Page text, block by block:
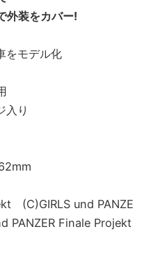
外装をカバー!
をモデル化
入り
(C)GIRLS und PANZE
PANZER Finale Projekt